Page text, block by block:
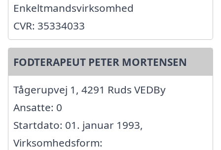
Enkeltmandsvirksomhed
CVR: 35334033
FODTERAPEUT PETER MORTENSEN
Tågerupvej 1, 4291 Ruds VEDBy
Ansatte: 0
Startdato: 01. januar 1993,
Virksomhedsform: